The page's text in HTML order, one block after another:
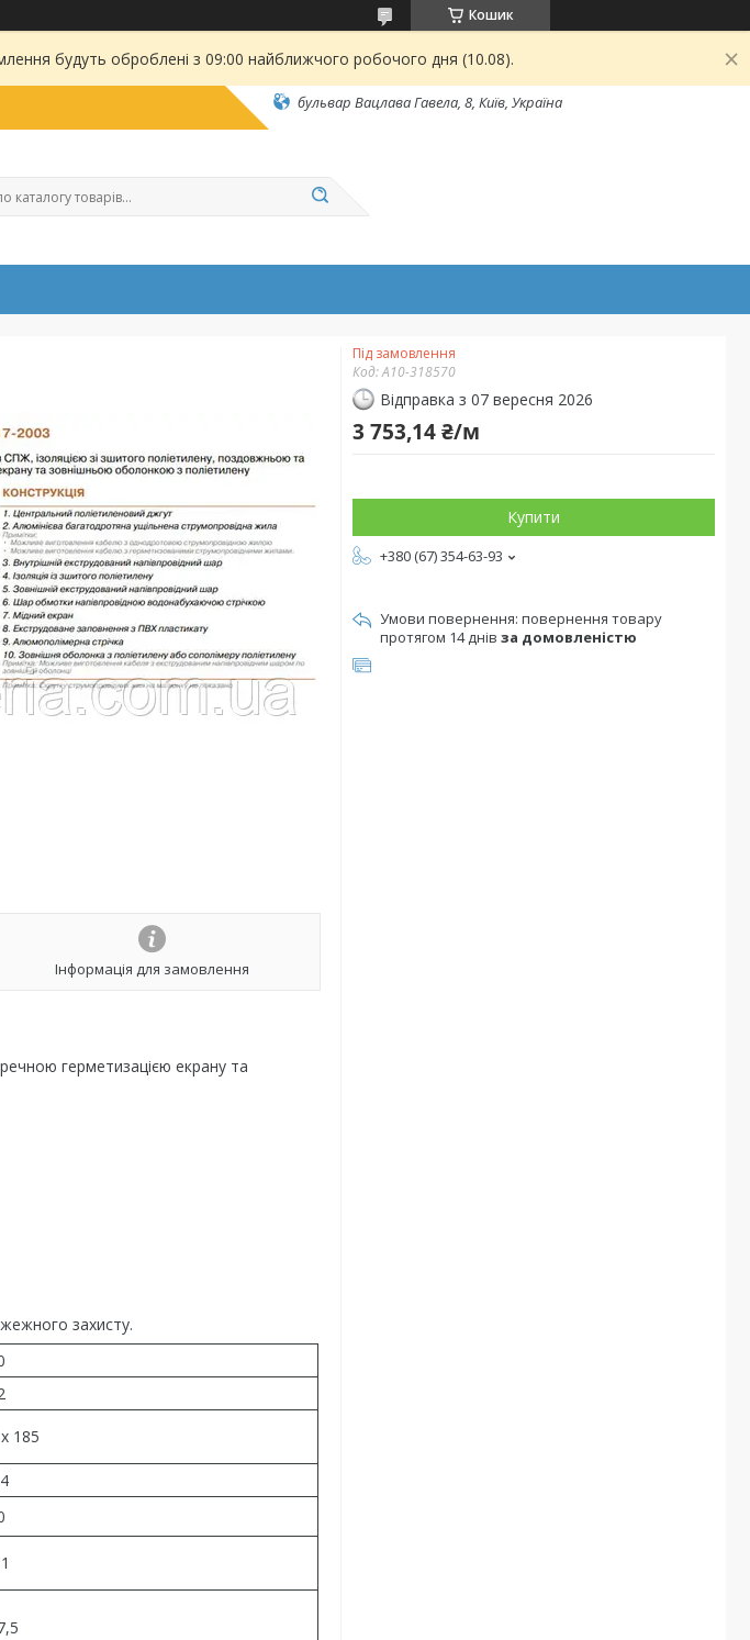
Кошик
будуть оброблені з 09:00 найближчого робочого дня (10.08).
бульвар Вацлава Гавела, 8, Київ, Україна
Інформація для замовлення
герметизацією екрану та
захисту.
185
Під замовлення
Код:А10-318570
Відправка з 07 вересня 2026
3 753,14 ₴/м
Купити
+380 (67) 354-63-93
повернення товару
протягом 14 днів за домовленістю